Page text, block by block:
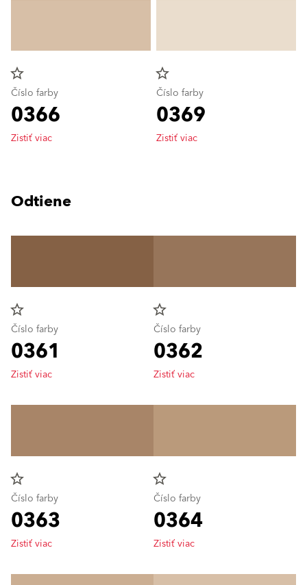
star_border
Číslo farby
0366
Zistiť viac
star_border
Číslo farby
0369
Zistiť viac
Odtiene
star_border
Číslo farby
0361
Zistiť viac
star_border
Číslo farby
0362
Zistiť viac
star_border
Číslo farby
0363
Zistiť viac
star_border
Číslo farby
0364
Zistiť viac